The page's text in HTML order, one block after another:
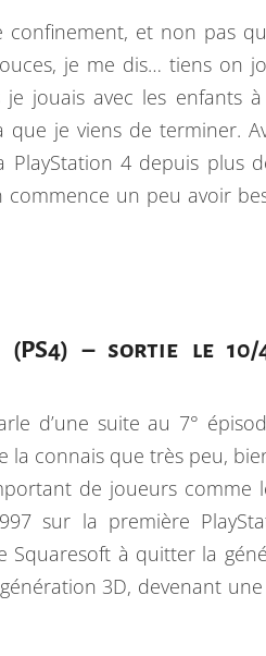
C
L
A
D
N
O
E
N
T
A
I
R
E
confinement, et non pas
je me dis… tiens on
jouais avec les enfants
que je viens de terminer.
4 depuis plus
un peu avoir
– sortie le 10/
d’une suite au 7°
la connais que très peu,
de joueurs comme
sur la première
Squaresoft à quitter la
3D, devenant une